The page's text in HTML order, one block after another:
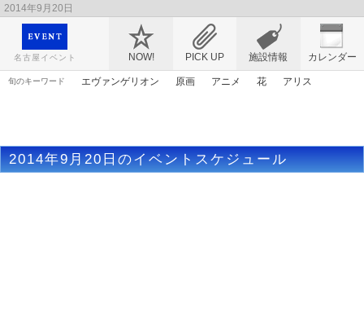
2014年9月20日
映画や音楽コンサート、レジャーやアート、テレビ、ショップ、出会い、転職まで名古
屋のイベント情報を幅広く掲載
名古屋イベント NOW! PICK UP カレンダー
施設情報
旬のキーワード エヴァンゲリオン 原画 アニメ 花
アリス
2014年9月20日のイベントスケジュール